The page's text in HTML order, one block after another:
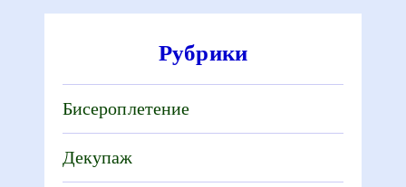
Рубрики
Бисероплетение
Декупаж